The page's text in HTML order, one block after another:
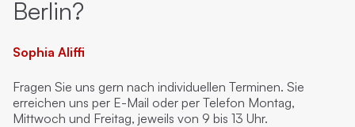
Berlin?
Sophia Aliffi
Fragen Sie uns gern nach individuellen Terminen. Sie
erreichen uns per E-Mail oder per Telefon Montag,
Mittwoch und Freitag, jeweils von 9 bis 13 Uhr.